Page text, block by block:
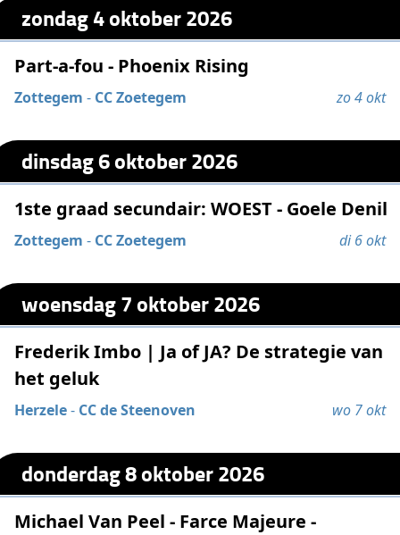
zondag 4 oktober 2026
Part-a-fou - Phoenix Rising
Zottegem - CC Zoetegem zo 4 okt
dinsdag 6 oktober 2026
1ste graad secundair: WOEST - Goele Denil
Zottegem - CC Zoetegem di 6 okt
woensdag 7 oktober 2026
Frederik Imbo | Ja of JA? De strategie van
het geluk
Herzele- CC de Steenoven wo 7 okt
donderdag 8 oktober 2026
Michael Van Peel - Farce Majeure -